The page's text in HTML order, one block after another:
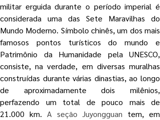
militar erguida durante o período imperial é
considerada uma das Sete Maravilhas do
Mundo Moderno. Símbolo chinês, um dos mais
famosos pontos turísticos do mundo e
Patrimônio da Humanidade pela UNESCO,
consiste, na verdade, em diversas muralhas
construídas durante várias dinastias, ao longo
de aproximadamente dois milênios,
perfazendo um total de pouco mais de
21.000 km. A seção Juyongguan tem, em